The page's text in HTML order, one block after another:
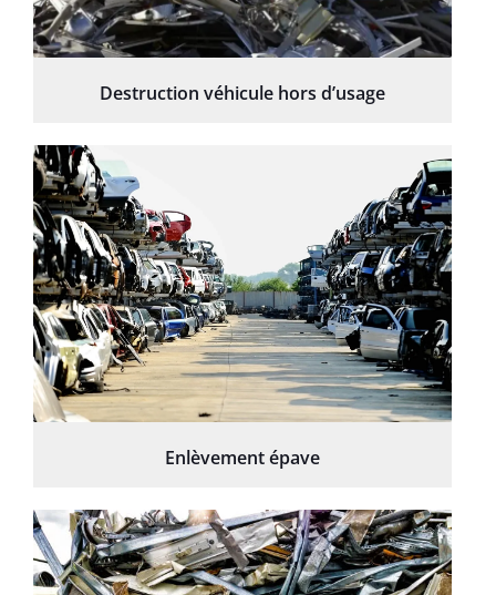
Destruction véhicule hors d’usage
Enlèvement épave